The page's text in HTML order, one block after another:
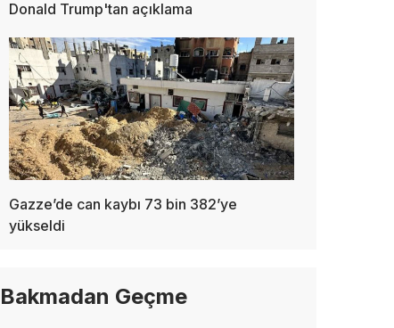
Donald Trump'tan açıklama
Gazze’de can kaybı 73 bin 382’ye
yükseldi
Bakmadan Geçme